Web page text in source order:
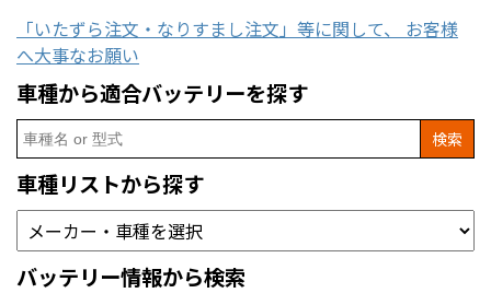
「いたずら注文・なりすまし注文」等に関して、 お客様
へ大事なお願い
車種から適合バッテリーを探す
Search
for:
車種リストから探す
バッテリー情報から検索